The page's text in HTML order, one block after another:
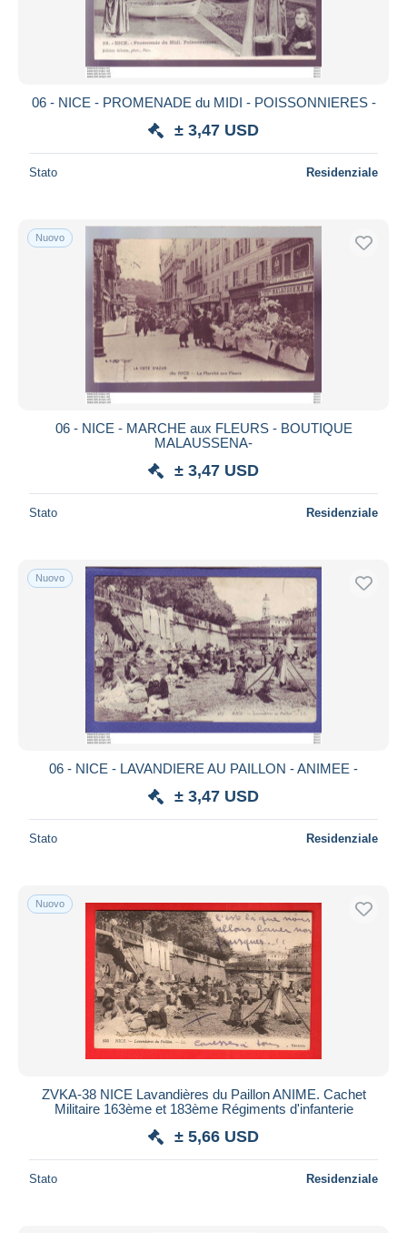
06 - NICE - PROMENADE du MIDI - POISSONNIERES -
± 3,47 USD
Stato Residenziale
Nuovo
06 - NICE - MARCHE aux FLEURS - BOUTIQUE
MALAUSSENA-
± 3,47 USD
Stato Residenziale
Nuovo
06 - NICE - LAVANDIERE AU PAILLON - ANIMEE -
± 3,47 USD
Stato Residenziale
Nuovo
ZVKA-38 NICE Lavandières du Paillon ANIME. Cachet
Militaire 163ème et 183ème Régiments d'infanterie
± 5,66 USD
Stato Residenziale